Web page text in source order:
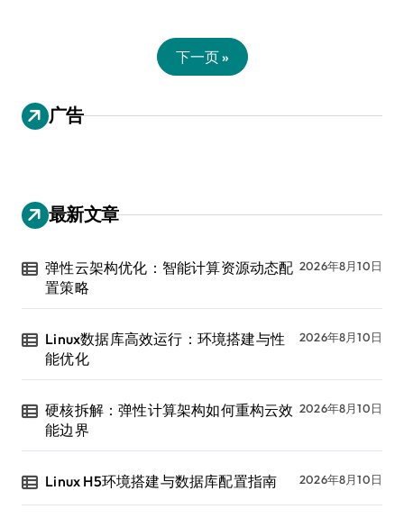
下一页 »
广告
最新文章
弹性云架构优化：智能计算资源动态配
置策略
2026年8月10日
Linux数据库高效运行：环境搭建与性
能优化
2026年8月10日
硬核拆解：弹性计算架构如何重构云效
能边界
2026年8月10日
Linux H5环境搭建与数据库配置指南 2026年8月10日